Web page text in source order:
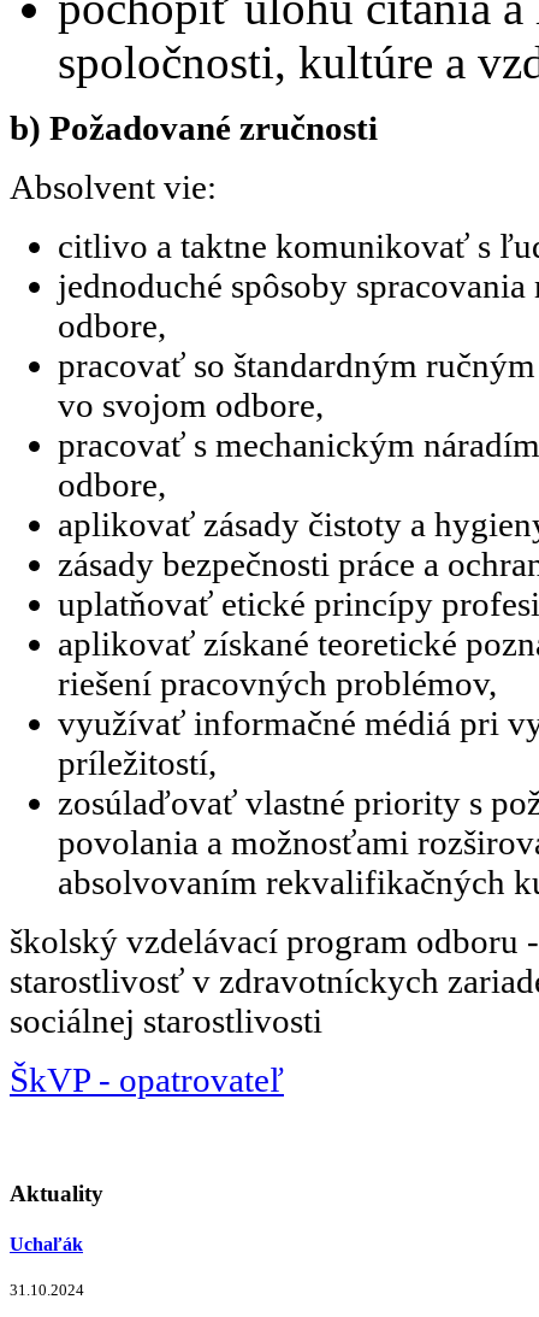
spoločnosti, kultúre a
b) Požadované zručnosti
Absolvent vie:
citlivo a taktne komunikovať s
jednoduché spôsoby
odbore,
pracovať so štandardným
vo svojom odbore,
pracovať s mechanickým
odbore,
aplikovať zásady čistoty a
zásady bezpečnosti práce a
uplatňovať etické princípy
aplikovať získané teoretické
riešení pracovných problémov,
využívať informačné médiá pri
príležitostí,
zosúlaďovať vlastné priority s
povolania a možnosťami
absolvovaním rekvalifikačných
školský vzdelávací program odboru
starostlivosť v zdravotníckych
sociálnej starostlivosti
ŠkVP - opatrovateľ
Aktuality
Uchaľák
31.10.2024